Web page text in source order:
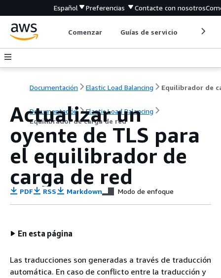
Español Preferencias Contacte con nosotros
Comenzar Guías de servicio
Documentación Elastic Load Balancing
Documentación
Elastic Load Balancing
Equilibrador de carga de red
Actualizar un
oyente de TLS para
el equilibrador de
carga de red
PDF RSS Markdown Modo de enfoque
En esta página
Las traducciones son generadas a través de traducción
automática. En caso de conflicto entre la traducción y